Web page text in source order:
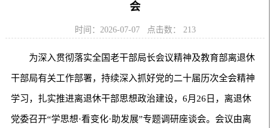
会
时间：2026-07-07 点击数： 213
为深入贯彻落实全国老干部局长会议精神及教育部离退休
干部局有关工作部署，持续深入抓好党的二十届历次全会精神
学习，扎实推进离退休干部思想政治建设，6月26日，离退休
党委召开“学思想·看变化·助发展”专题调研座谈会。会议由离